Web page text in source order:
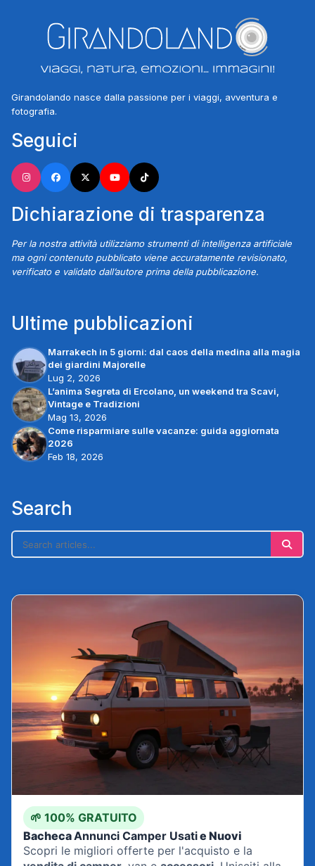
Girandolando nasce dalla passione per i viaggi, avventura e
fotografia.
Seguici
Dichiarazione di trasparenza
Per la nostra attività utilizziamo strumenti di intelligenza artificiale
ma ogni contenuto pubblicato viene accuratamente revisionato,
verificato e validato dall’autore prima della pubblicazione.
Ultime pubblicazioni
Marrakech in 5 giorni: dal caos della medina alla magia
dei giardini Majorelle
Lug 2, 2026
L’anima Segreta di Ercolano, un weekend tra Scavi,
Vintage e Tradizioni
Mag 13, 2026
Come risparmiare sulle vacanze: guida aggiornata
2026
Feb 18, 2026
Search
🌱 100% GRATUITO
BachecaAnnunci Camper Usatie Nuovi
Scopri le migliori offerte per l'acquisto e la